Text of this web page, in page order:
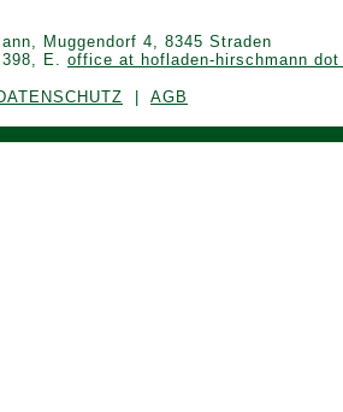
Muggendorf 4, 8345 Straden
E. office at hofladen-hirschmann
AGB